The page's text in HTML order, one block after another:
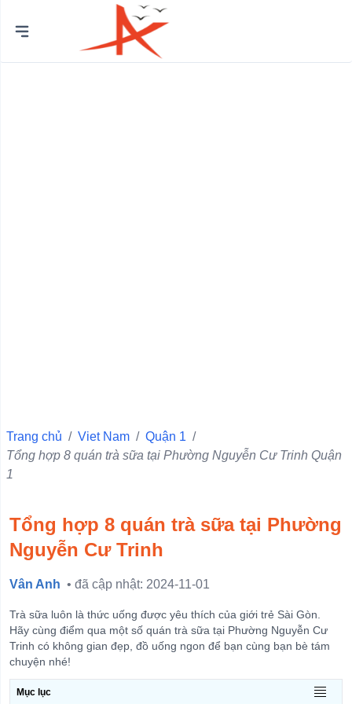
Quận Ba Đình
Quận 11
Quận 3
Quận 5
Quận Hà Đông
Quận Đống Đa
Quận Hai Bà Trưng
Quận Hoàn Kiếm
Trang chủ / Viet Nam / Quận 1 /
Tổng hợp 8 quán trà sữa tại Phường Nguyễn Cư Trinh Quận
1
Tổng hợp 8 quán trà sữa tại Phường
Nguyễn Cư Trinh
Vân Anh • đã cập nhật: 2024-11-01
Trà sữa luôn là thức uống được yêu thích của giới trẻ Sài Gòn.
Hãy cùng điểm qua một số quán trà sữa tại Phường Nguyễn Cư
Trinh có không gian đẹp, đồ uống ngon để bạn cùng bạn bè tám
chuyện nhé!
Mục lục